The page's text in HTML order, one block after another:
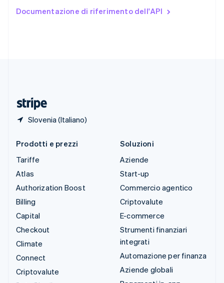
Documentazione di riferimento dell'API
Slovenia (Italiano)
English Español 简体中文
Prodotti e prezzi
Tariffe
Atlas
Authorization Boost
Billing
Capital
Checkout
Climate
Connect
Criptovalute
Soluzioni
Aziende
Start-up
Commercio agentico
Criptovalute
E-commerce
Strumenti finanziari
integrati
Automazione per finanza
Aziende globali